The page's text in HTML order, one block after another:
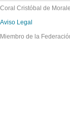
Coral Cristóbal de
Aviso Legal
Miembro de la